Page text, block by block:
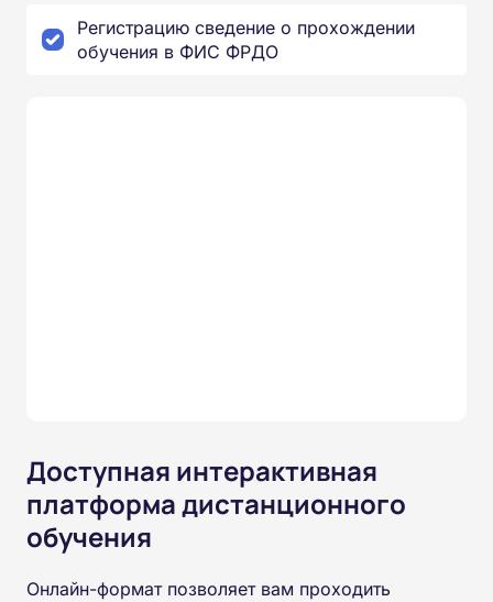
Регистрацию сведение о прохождении
обучения в ФИС ФРДО
Доступная интерактивная
платформа дистанционного
обучения
Онлайн-формат позволяет вам проходить